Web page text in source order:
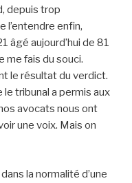
depuis trop
l’entendre enfin,
âgé aujourd’hui de 81
me fais du souci.
le résultat du verdict.
tribunal a permis aux
avocats nous ont
une voix. Mais on
la normalité d’une